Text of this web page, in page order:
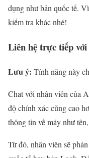
dụng như bản quốc tế.
kiểm tra khác nhé!
Liên hệ trực tiếp
Lưu ý: Tính năng này
Chat với nhân viên của
độ chính xác cũng cao
thông tin về máy như
Từ đó, nhân viên sẽ